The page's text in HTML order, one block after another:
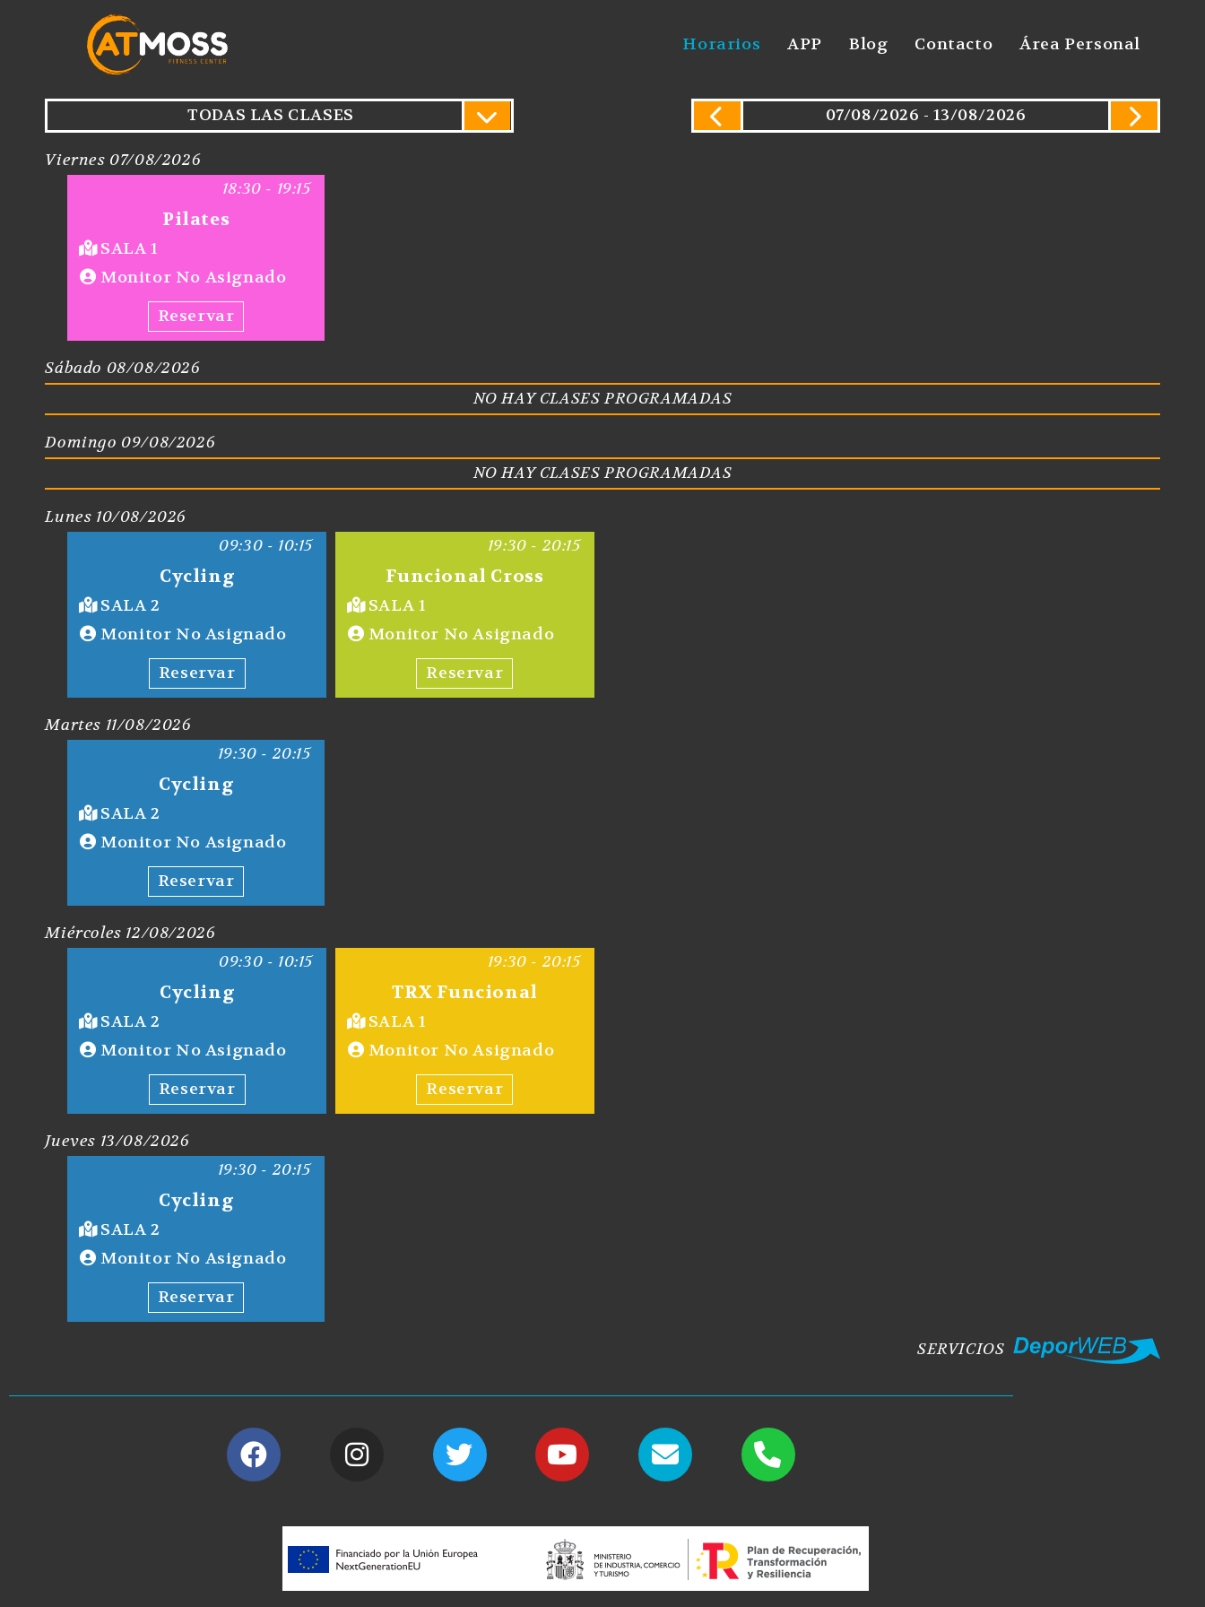
Horarios APP Blog Contacto Área Personal
TODAS LAS CLASES 07/08/2026 - 13/08/2026
Viernes 07/08/2026
18:30 - 19:15
Pilates
SALA 1
Monitor No Asignado
Reservar
Sábado 08/08/2026
NO HAY CLASES PROGRAMADAS
Domingo 09/08/2026
NO HAY CLASES PROGRAMADAS
Lunes 10/08/2026
09:30 - 10:15
Cycling
SALA 2
Monitor No Asignado
Reservar
19:30 - 20:15
Funcional Cross
SALA 1
Monitor No Asignado
Reservar
Martes 11/08/2026
19:30 - 20:15
Cycling
SALA 2
Monitor No Asignado
Reservar
Miércoles 12/08/2026
09:30 - 10:15
Cycling
SALA 2
Monitor No Asignado
Reservar
19:30 - 20:15
TRX Funcional
SALA 1
Monitor No Asignado
Reservar
Jueves 13/08/2026
19:30 - 20:15
Cycling
SALA 2
Monitor No Asignado
Reservar
SERVICIOS